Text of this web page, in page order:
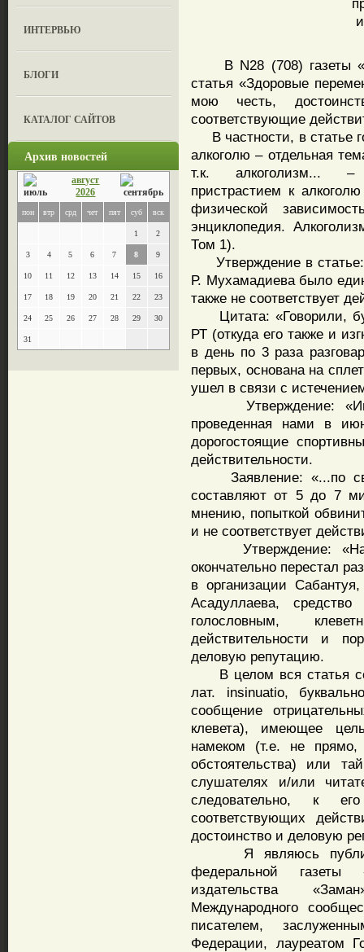
ИНТЕРВЬЮ
БЛОГИ
КАТАЛОГ САЙТОВ
Архив новостей
август
2026
пон втр срд чет пят суб вск
1 2
3 4 5 6 7 8 9
10 11 12 13 14 15 16
17 18 19 20 21 22 23
24 25 26 27 28 29 30
31
В N28 (708) газеты
статья «Здоровые
мою честь,
соответствующие
В частности, в статье
алкоголю – отдельная
т.к. алкоголизм... –
пристрастием к
физической
энциклопедия.
Том 1).
Утверждение в статье:
Р. Мухамадиева было
также не соответствует
Цитата: «Говорили,
РТ (откуда его также и
в день по 3 раза
первых, основана на
ушел в связи с
Утверждение:
проведенная нами в
дорогостоящие
действительности.
Заявление: «...по
составляют от 5 до 7
мнению, попыткой
и не соответствует
Утверждение: «На
окончательно перестал
в организации
Асадуллаева,
голословным,
действительности и
деловую репутацию.
В целом вся статья
лат. insinuatio,
сообщение
клевета), имеющее
намеком (т.е. не
обстоятельства) или
слушателях и/или
следовательно, к
соответствующих
достоинство и деловую
Я являюсь
федеральной газеты
издательства
Международного
писателем,
Федерации, лауреатом